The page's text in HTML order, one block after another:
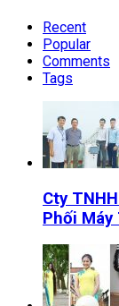
Recent
Popular
Comments
Tags
Cty
Phối Máy